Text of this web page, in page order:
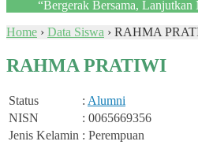
“Bergerak Bersama, Lanjutkan
Home › Data Siswa › RAHMA
RAHMA PRATIWI
Status : Alumni
NISN
: 0065669356
Jenis Kelamin : Perempuan